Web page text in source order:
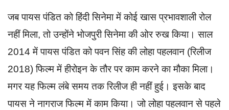
जब पायस पंडित को हिंदी सिनेमा में कोई खास प्रभावशाली रोल
नहीं मिला, तो उन्होंने भोजपुरी सिनेमा की ओर रुख किया। साल
2014 में पायस पंडित को पवन सिंह की लोहा पहलवान (रिलीज
2018) फिल्म में हीरोइन के तौर पर काम करने का मौका मिला।
मगर यह फिल्म लंबे समय तक रिलीज ही नहीं हुई। इसके बाद
पायस ने नागराज फिल्म में काम किया। जो लोहा पहलवान से पहले